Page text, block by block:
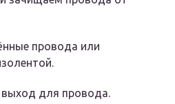
провода или
выход для провода.